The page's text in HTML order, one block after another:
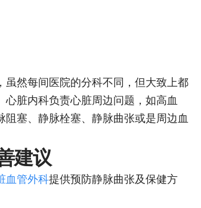
然每间医院的分科不同，但大致上都
脏内科负责心脏周边问题，如高血
塞、静脉栓塞、静脉曲张或是周边血
建议
血管外科提供预防静脉曲张及保健方